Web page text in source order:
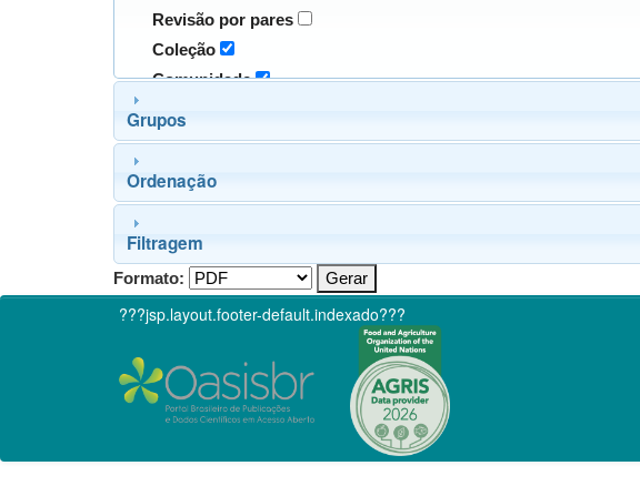
Revisão por pares
Coleção
Comunidade
Grupos
Ordenação
Filtragem
Formato:
???jsp.layout.footer-default.indexado???